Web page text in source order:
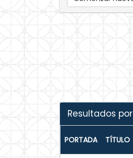
Resultados
PORTADA TÍTULO